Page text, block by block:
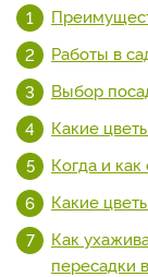
Работы в
Выбор
Какие
Когда и
Какие
Как
пересадки